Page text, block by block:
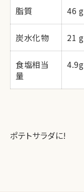
脂質 46 g
炭水化物 21 g
食塩相当
量
4.9g
ポテトサラダに!